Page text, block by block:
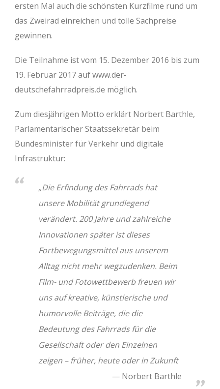
ersten Mal auch die schönsten Kurzfilme rund um
das Zweirad einreichen und tolle Sachpreise
gewinnen.
Die Teilnahme ist vom 15. Dezember 2016 bis zum
19. Februar 2017 auf www.der-
deutschefahrradpreis.de möglich.
Zum diesjährigen Motto erklärt Norbert Barthle,
Parlamentarischer Staatssekretär beim
Bundesminister für Verkehr und digitale
Infrastruktur:
„Die Erfindung des Fahrrads hat
unsere Mobilität grundlegend
verändert. 200 Jahre und zahlreiche
Innovationen später ist dieses
Fortbewegungsmittel aus unserem
Alltag nicht mehr wegzudenken. Beim
Film- und Fotowettbewerb freuen wir
uns auf kreative, künstlerische und
humorvolle Beiträge, die die
Bedeutung des Fahrrads für die
Gesellschaft oder den Einzelnen
zeigen – früher, heute oder in Zukunft
Norbert Barthle